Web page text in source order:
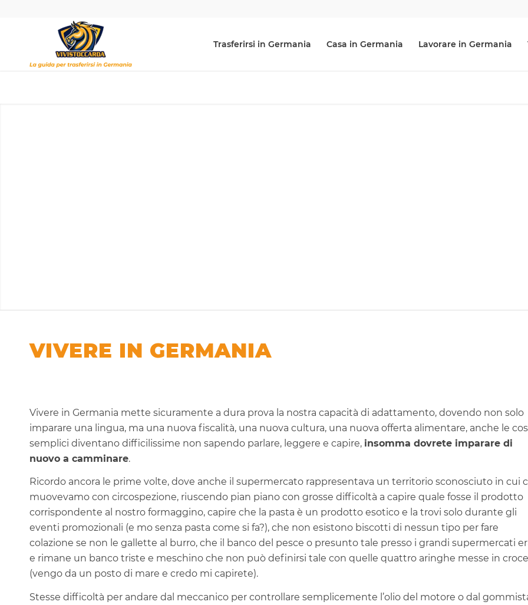
Trasferirsi in Germania Casa in Germania Lavorare in Germania
VIVERE IN GERMANIA
Vivere in Germania mette sicuramente a dura prova la nostra capacità di adattamento, dovendo non solo
imparare una lingua, ma una nuova fiscalità, una nuova cultura, una nuova offerta alimentare, anche le
semplici diventano difficilissime non sapendo parlare, leggere e capire, insomma dovrete imparare di
nuovo a camminare.
Ricordo ancora le prime volte, dove anche il supermercato rappresentava un territorio sconosciuto in cui
muovevamo con circospezione, riuscendo pian piano con grosse difficoltà a capire quale fosse il prodotto
corrispondente al nostro formaggino, capire che la pasta è un prodotto esotico e la trovi solo durante gli
eventi promozionali (e mo senza pasta come si fa?), che non esistono biscotti di nessun tipo per fare
colazione se non le gallette al burro, che il banco del pesce o presunto tale presso i grandi supermercati
e rimane un banco triste e meschino che non può definirsi tale con quelle quattro aringhe messe in croce
(vengo da un posto di mare e credo mi capirete).
Stesse difficoltà per andare dal meccanico per controllare semplicemente l’olio del motore o dal